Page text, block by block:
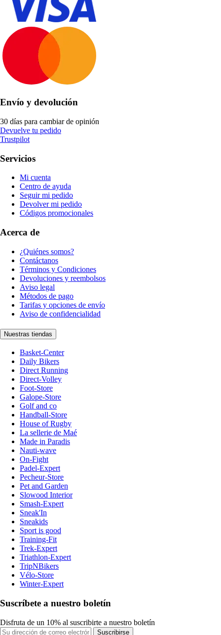
Envío y devolución
30 días para cambiar de opinión
Devuelve tu pedido
Trustpilot
Servicios
Mi cuenta
Centro de ayuda
Seguir mi pedido
Devolver mi pedido
Códigos promocionales
Acerca de
¿Quiénes somos?
Contáctanos
Términos y Condiciones
Devoluciones y reembolsos
Aviso legal
Métodos de pago
Tarifas y opciones de envío
Aviso de confidencialidad
Nuestras tiendas
Basket-Center
Daily Bikers
Direct Running
Direct-Volley
Foot-Store
Galope-Store
Golf and co
Handball-Store
House of Rugby
La sellerie de Maé
Made in Paradis
Nauti-wave
On-Fight
Padel-Expert
Pecheur-Store
Pet and Garden
Slowood Interior
Smash-Expert
Sneak'In
Sneakids
Sport is good
Training-Fit
Trek-Expert
Triathlon-Expert
TripNBikers
Vélo-Store
Winter-Expert
Suscríbete a nuestro boletín
Disfruta de un 10% al suscribirte a nuestro boletín
Suscribirse